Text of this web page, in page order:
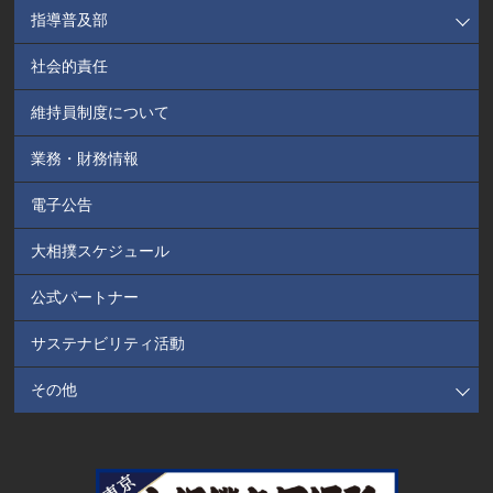
指導普及部
社会的責任
維持員制度について
業務・財務情報
電子公告
大相撲スケジュール
公式パートナー
サステナビリティ活動
その他